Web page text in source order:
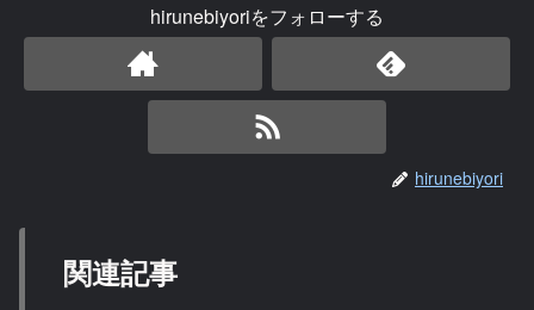
hirunebiyoriをフォローする
hirunebiyori
関連記事